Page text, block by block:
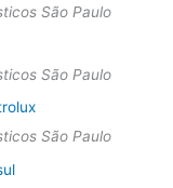
São Paulo
São Paulo
São Paulo